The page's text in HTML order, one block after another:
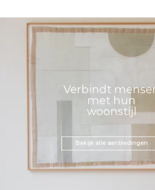
Verbindt
met hun
woonstijl
Bekijk alle aanbiedingen